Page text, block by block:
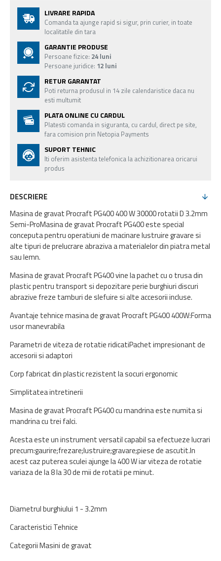
LIVRARE RAPIDA
Comanda ta ajunge rapid si sigur, prin curier, in toate
localitatile din tara
GARANTIE PRODUSE
Persoane fizice: 24 luni
Persoane juridice: 12 luni
RETUR GARANTAT
Poti returna produsul in 14 zile calendaristice daca nu
esti multumit
PLATA ONLINE CU CARDUL
Platesti comanda in siguranta, cu cardul, direct pe site,
fara comision prin Netopia Payments
SUPORT TEHNIC
Iti oferim asistenta telefonica la achizitionarea oricarui
produs
DESCRIERE
Masina de gravat Procraft PG400 400 W 30000 rotatii D 3.2mm
Semi-ProMasina de gravat Procraft PG400 este special
conceputa pentru operatiuni de macinare lustruire gravare si
alte tipuri de prelucrare abraziva a materialelor din piatra metal
sau lemn.
Masina de gravat Procraft PG400 vine la pachet cu o trusa din
plastic pentru transport si depozitare perie burghiuri discuri
abrazive freze tamburi de slefuire si alte accesorii incluse.
Avantaje tehnice masina de gravat Procraft PG400 400W:Forma
usor manevrabila
Parametri de viteza de rotatie ridicatiPachet impresionant de
accesorii si adaptori
Corp fabricat din plastic rezistent la socuri ergonomic
Simplitatea intretinerii
Masina de gravat Procraft PG400 cu mandrina este numita si
mandrina cu trei falci.
Acesta este un instrument versatil capabil sa efectueze lucrari
precum:gaurire;frezare;lustruire;gravare;piese de ascutit.In
acest caz puterea sculei ajunge la 400 W iar viteza de rotatie
variaza de la 8 la 30 de mii de rotatii pe minut.
Diametrul burghiului 1 - 3.2mm
Caracteristici Tehnice
Categorii Masini de gravat